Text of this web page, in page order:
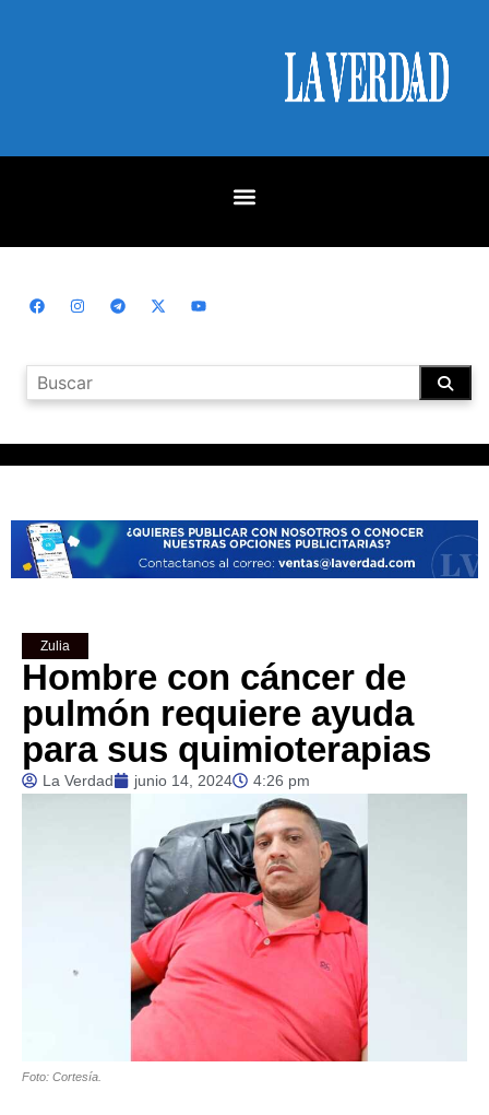
Zulia
Hombre con cáncer de
pulmón requiere ayuda
para sus quimioterapias
La Verdad junio 14, 2024 4:26 pm
Foto: Cortesía.